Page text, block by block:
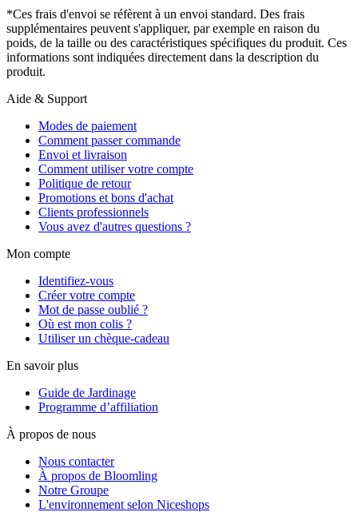
*Ces frais d'envoi se réfèrent à un envoi standard. Des frais
supplémentaires peuvent s'appliquer, par exemple en raison du
poids, de la taille ou des caractéristiques spécifiques du produit. Ces
informations sont indiquées directement dans la description du
produit.
Aide & Support
Modes de paiement
Comment passer commande
Envoi et livraison
Comment utiliser votre compte
Politique de retour
Promotions et bons d'achat
Clients professionnels
Vous avez d'autres questions ?
Mon compte
Identifiez-vous
Créer votre compte
Mot de passe oublié ?
Où est mon colis ?
Utiliser un chèque-cadeau
En savoir plus
Guide de Jardinage
Programme d’affiliation
À propos de nous
Nous contacter
À propos de Bloomling
Notre Groupe
L'environnement selon Niceshops